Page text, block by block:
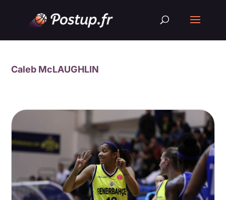
Caleb McLAUGHLIN